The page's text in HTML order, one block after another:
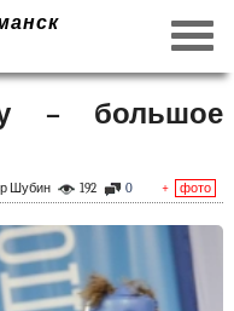
– большое
+ фото
0
192
Шубин